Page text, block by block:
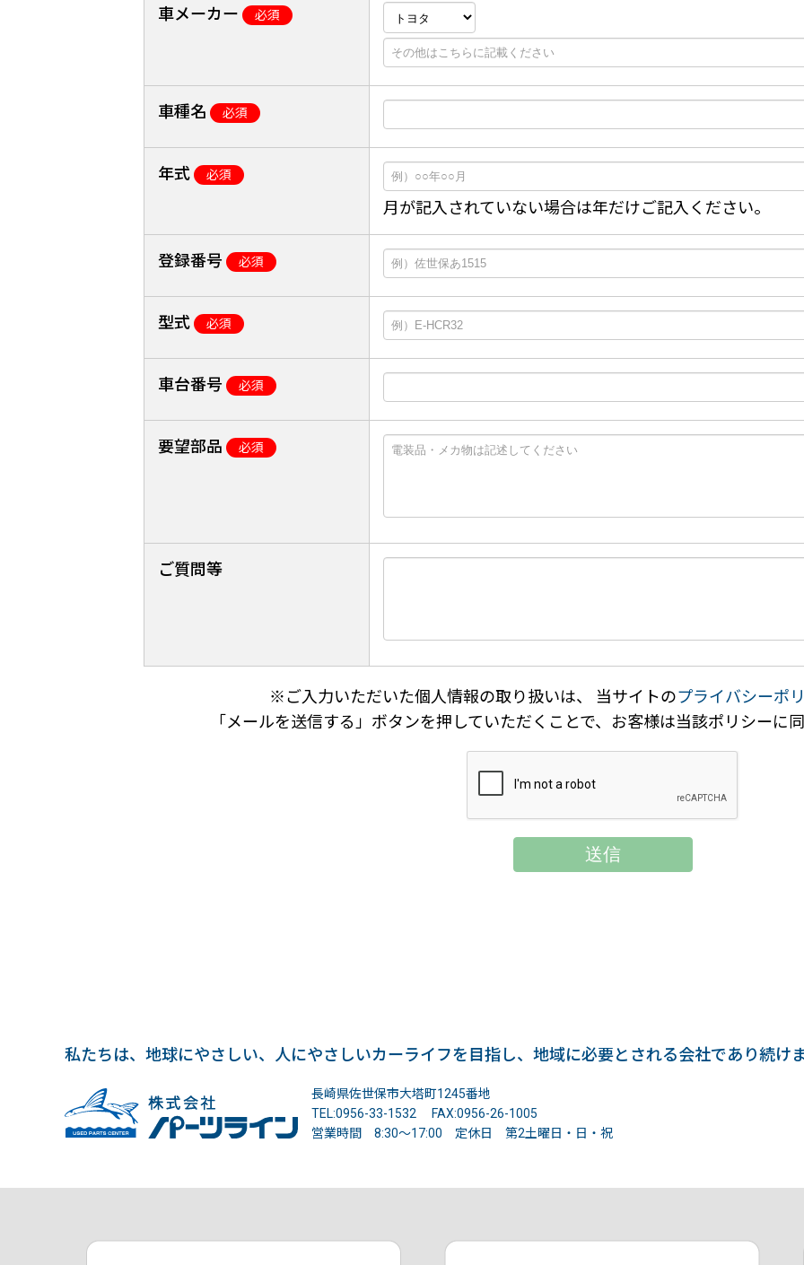
車メーカー 必須
車種名 必須
年式 必須
月が記入されていない場合は年だけご記入ください。
登録番号 必須
型式 必須
車台番号 必須
要望部品 必須
ご質問等
※ご入力いただいた個人情報の取り扱いは、 当サイトのプライバシーポ
「メールを送信する」ボタンを押していただくことで、お客様は当該ポリシーに
私たちは、地球にやさしい、人にやさしいカーライフを目指し、地域に必要とされる会社であり続け
長崎県佐世保市大塔町1245番地
TEL:0956-33-1532 FAX:0956-26-1005
営業時間 8:30～17:00 定休日 第2土曜日・日・祝